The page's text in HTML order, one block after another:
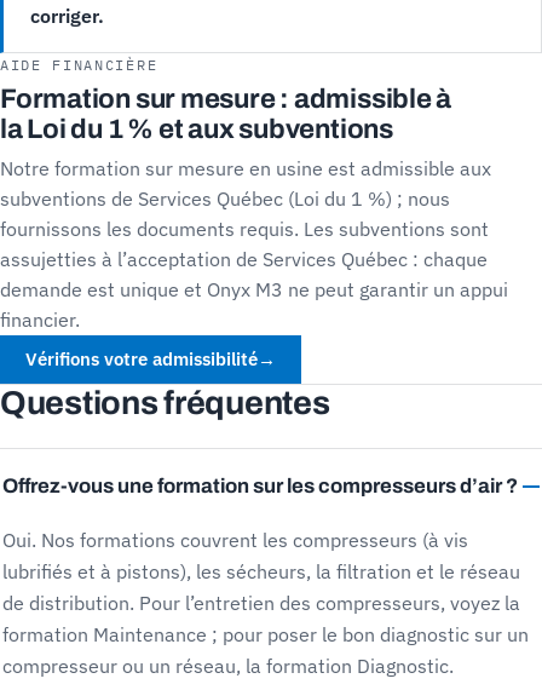
corriger.
AIDE FINANCIÈRE
Formation sur mesure : admissible à
la Loi du 1 % et aux subventions
Notre formation sur mesure en usine est admissible aux
subventions de Services Québec (Loi du 1 %) ; nous
fournissons les documents requis. Les subventions sont
assujetties à l’acceptation de Services Québec : chaque
demande est unique et Onyx M3 ne peut garantir un appui
financier.
Vérifions votre admissibilité→
Questions fréquentes
Offrez-vous une formation sur les compresseurs d’air ?
Oui. Nos formations couvrent les compresseurs (à vis
lubrifiés et à pistons), les sécheurs, la filtration et le réseau
de distribution. Pour l’entretien des compresseurs, voyez la
formation Maintenance ; pour poser le bon diagnostic sur un
compresseur ou un réseau, la formation Diagnostic.